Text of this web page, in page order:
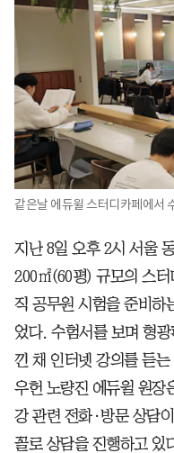
같은날 에듀윌 스터디카페에서
지난 8일 오후 2시 서울
200㎡(60평) 규모의 스
직 공무원 시험을 준비하
었다. 수험서를 보며 형
낀 채 인터넷 강의를 듣
우헌 노량진 에듀윌 원장
강 관련 전화·방문 상담
꼴로 상담을 진행하고 있